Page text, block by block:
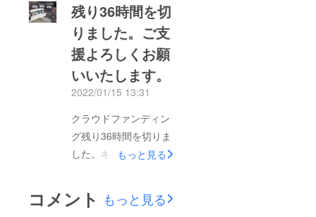
クロン株の感染拡大で
「まん延防止等重点措
置」が発出されそうで
すが商品が出来上がる
までもう少々お待ちく
残り36時間を切
りました。ご支
援よろしくお願
いいたします。
2022/01/15 13:31
クラウドファンディン
グ残り36時間を切りま
した。キャッチボイス
た。キャッチボイスの
取り扱い説明書も来週
もっと見る
コメント もっと見る